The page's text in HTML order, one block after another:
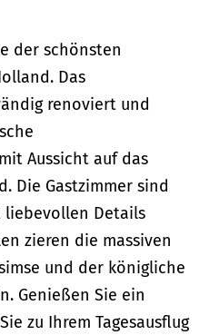
der schönsten
Das
renoviert und
Aussicht auf das
Die Gastzimmer sind
Details
zieren die massiven
und der königliche
Genießen Sie ein
zu Ihrem Tagesausflug